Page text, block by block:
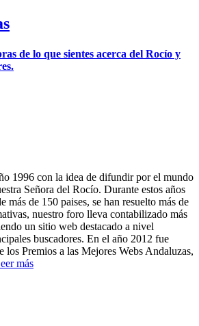
de lo que sientes acerca del Rocío y
1996 con la idea de difundir por el mundo
Señora del Rocío. Durante estos años
más de 150 paises, se han resuelto más de
nuestro foro lleva contabilizado más
un sitio web destacado a nivel
buscadores. En el año 2012 fue
los Premios a las Mejores Webs Andaluzas,
más